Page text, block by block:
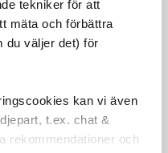
tekniker för att
mäta och förbättra
du väljer det) för
kan vi även
t.ex. chat &
rekommendationer och
sjunkning
slitstark
ger en osynlig, stark